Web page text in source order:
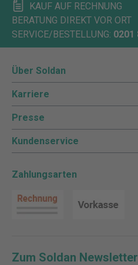
KAUF AUF RECHNUNG
BERATUNG DIREKT VOR ORT
SERVICE/BESTELLUNG: 0201
Über Soldan
Karriere
Presse
Kundenservice
Zahlungsarten
Zum Soldan